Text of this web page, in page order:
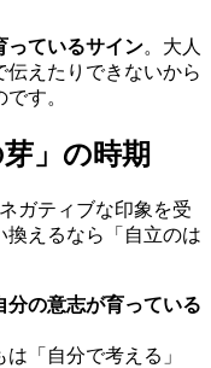
っているサイン。大人
えたりできないから
す。
」の時期
ガティブな印象を受
換えるなら「自立のは
分の意志が育っている
「自分で考える」